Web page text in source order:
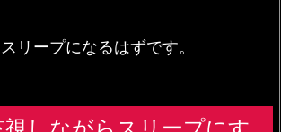
リープになるはずです。